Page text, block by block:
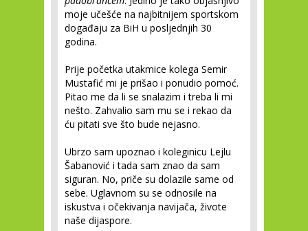
moje učešće na najbitnijem sportskom
događaju za BiH u posljednjih 30
godina.
Prije početka utakmice kolega Semir
Mustafić mi je prišao i ponudio pomoć.
Pitao me da li se snalazim i treba li mi
nešto. Zahvalio sam mu se i rekao da
ću pitati sve što bude nejasno.
Ubrzo sam upoznao i koleginicu Lejlu
Šabanović i tada sam znao da sam
siguran. No, priče su dolazile same od
sebe. Uglavnom su se odnosile na
iskustva i očekivanja navijača, živote
naše dijaspore.